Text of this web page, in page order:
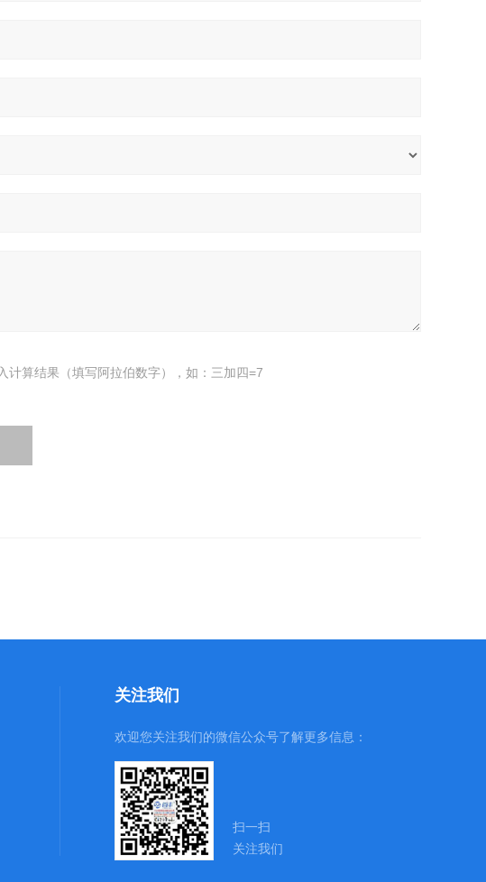
计算结果（填写阿拉伯数字），如：三加四=7
关注我们
欢迎您关注我们的微信公众号了解更多信息：
扫一扫
关注我们